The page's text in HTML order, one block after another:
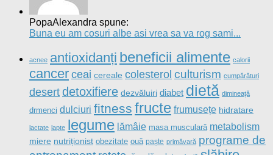
PopaAlexandra spune:
Buna eu am cosuri albe asi vrea sa va rog sami...
acnee antioxidanți beneficii alimente calorii
cancer ceai cereale colesterol culturism cumpărături
desertdetoxifiere dezvăluiri diabet dietă dimineață
drmenci dulciuri fitness fructe frumusețe hidratare
lactate lapte legume lămâie masa musculară metabolism
miere nutriționist obezitate ouă paște primăvară programe de